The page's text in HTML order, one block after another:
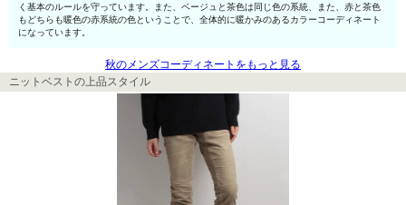
く基本のルールを守っています。また、ベージュと茶色は同じ色の系統、また、赤と茶色
もどちらも暖色の赤系統の色ということで、全体的に暖かみのあるカラーコーディネート
になっています。
秋のメンズコーディネートをもっと見る
ニットベストの上品スタイル